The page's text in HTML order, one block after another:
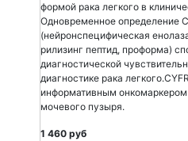
формой рака легкого в
Одновременное определение
(нейронспецифическая
рилизинг пептид, проформа)
диагностической
диагностике рака
информативным онкомаркером
мочевого пузыря.
1 460 руб